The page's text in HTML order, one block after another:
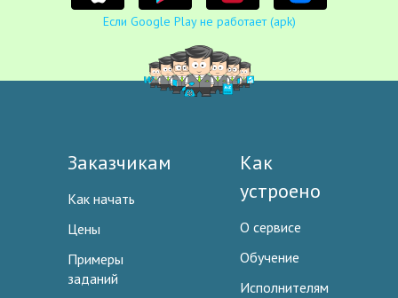
Если Google Play не работает (apk)
Заказчикам
Как начать
Цены
Примеры
заданий
Как
устроено
О сервисе
Обучение
Исполнителям